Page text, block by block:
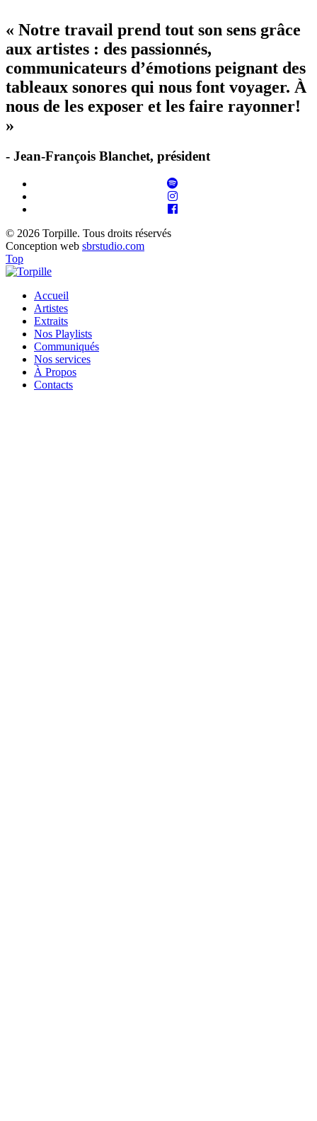
« Notre travail prend tout son sens grâce
aux artistes : des passionnés,
communicateurs d’émotions peignant des
tableaux sonores qui nous font voyager. À
nous de les exposer et les faire rayonner!
»
- Jean-François Blanchet, président
© 2026 Torpille. Tous droits réservés
Conception web sbrstudio.com
Top
Accueil
Artistes
Extraits
Nos Playlists
Communiqués
Nos services
À Propos
Contacts